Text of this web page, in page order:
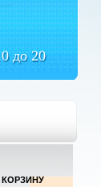
до 20
КОРЗИНУ